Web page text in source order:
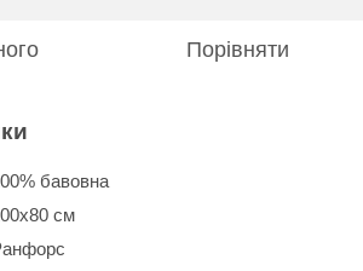
Порівняти
бавовна
см